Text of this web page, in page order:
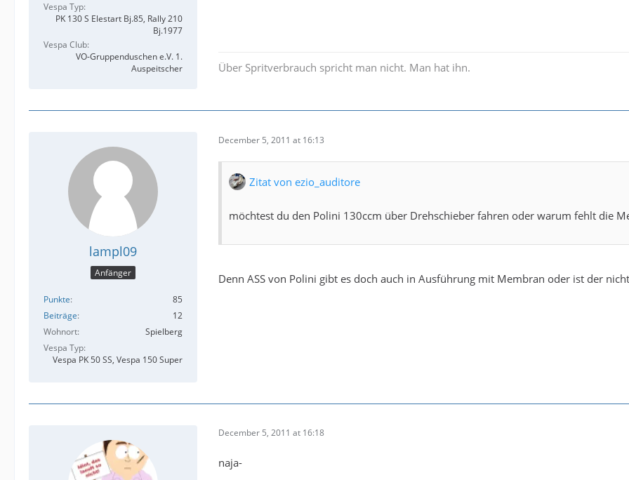
Vespa Typ
PK 130 S Elestart Bj.85, Rally 210
Bj.1977
Vespa Club
VO-Gruppenduschen e.V. 1.
Auspeitscher
Über Spritverbrauch spricht man nicht. Man hat ihn.
lampl09
Anfänger
Punkte
85
Beiträge
12
Wohnort
Spielberg
Vespa Typ
Vespa PK 50 SS, Vespa 150 Super
December 5, 2011 at 16:13
Zitat von ezio_auditore
möchtest du den Polini 130ccm über Drehschieber fahren oder warum fehlt die
Denn ASS von Polini gibt es doch auch in Ausführung mit Membran oder ist der
December 5, 2011 at 16:18
naja-